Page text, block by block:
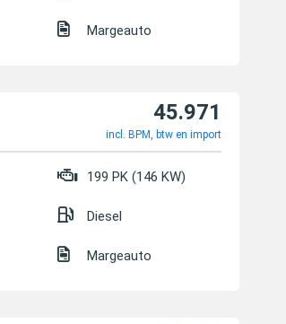
Margeauto
45.971
incl. BPM, btw en import
199 PK (146 KW)
Diesel
Margeauto